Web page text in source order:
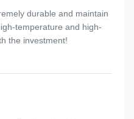
durable and maintain
temperature and high-
the investment!